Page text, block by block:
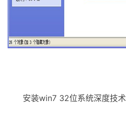
安装win7 32位系统深度技